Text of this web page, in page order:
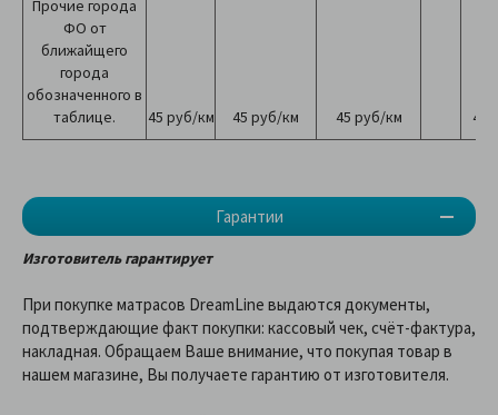
Гарантии
Прочие города
ФО от
ближайщего
города
обозначенного в
таблице.
45 руб/км 45 руб/км 45 руб/км 45
Изготовитель гарантирует
При покупке матрасов DreamLine выдаются документы,
подтверждающие факт покупки: кассовый чек, счёт-фактура,
накладная. Обращаем Ваше внимание, что покупая товар в
нашем магазине, Вы получаете гарантию от изготовителя.